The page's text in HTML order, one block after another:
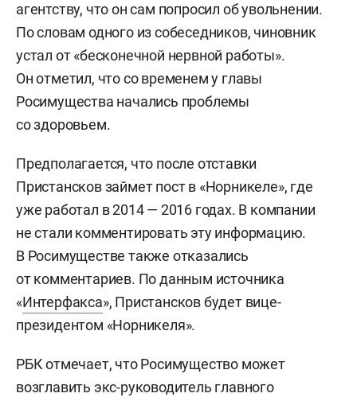
агентству, что он сам попросил об увольнении.
По словам одного из собеседников, чиновник
устал от «бесконечной нервной работы».
Он отметил, что со временем у главы
Росимущества начались проблемы
со здоровьем.
Предполагается, что после отставки
Пристансков займет пост в «Норникеле», где
уже работал в 2014 — 2016 годах. В компании
не стали комментировать эту информацию.
В Росимуществе также отказались
от комментариев. По данным источника
«Интерфакса», Пристансков будет вице-
президентом «Норникеля».
РБК отмечает, что Росимущество может
возглавить экс-руководитель главного